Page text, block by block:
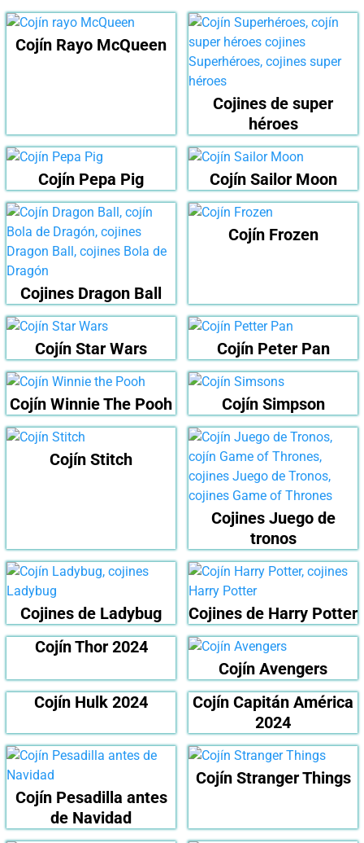
Cojín Rayo McQueen
Cojines de super
héroes
Cojín Pepa Pig Cojín Sailor Moon
Cojines Dragon Ball
Cojín Frozen
Cojín Star Wars Cojín Peter Pan
Cojín Winnie The Pooh Cojín Simpson
Cojín Stitch
Cojines Juego de
tronos
Cojines de Ladybug
Cojines de Harry Potter
Cojín Thor 2024
Cojín Avengers
Cojín Hulk 2024
Cojín Capitán América
2024
Cojín Pesadilla antes
de Navidad
Cojín Stranger Things